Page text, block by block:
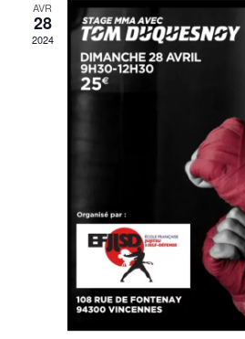
AVR
28
2024